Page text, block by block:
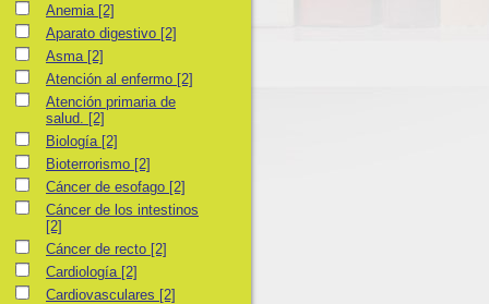
AnemiaAnemia [2]
Aparato digestivo
Aparato digestivo [2]
AsmaAsma [2]
Atención al enfermo
Atención al enfermo [2]
Atención primaria de salud.
Atención primaria de
salud. [2]
BiologíaBiología [2]
Bioterrorismo
Bioterrorismo [2]
Cáncer de esofago
Cáncer de esofago [2]
Cáncer de los intestinos
Cáncer de los intestinos
[2]
Cáncer de recto
Cáncer de recto [2]
Cardiología
Cardiología [2]
Cardiovasculares
Cardiovasculares [2]